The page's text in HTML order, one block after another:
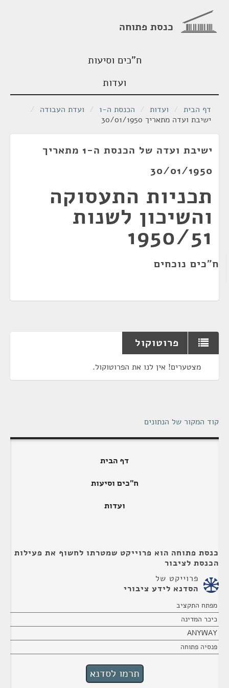
כנסת פתוחה
ח"כים וסיעות
ועדות
דף הבית / ועדות / הכנסת ה-1 / ועדת העבודה /
ישיבת ועדה מתאריך 30/01/1950
ישיבת ועדה של הכנסת ה-1 מתאריך
30/01/1950
תכניות התעסוקה
והשיכון לשנות
1950/51
ח"כים נוכחים
פרוטוקול
מצטערים! אין לנו את הפרוטוקול.
קוד המקור של הנתונים
דף הבית
ח"כים וסיעות
ועדות
כנסת פתוחה הוא פרוייקט שמטרתו לחשוף את פעילות
הכנסת לציבור
פרוייקט של
הסדנא לידע ציבורי
מפתח התקציב
כיכר המדינה
ANYWAY
פנסיה פתוחה